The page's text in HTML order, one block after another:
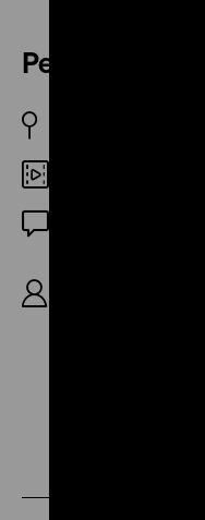
Pedreira de